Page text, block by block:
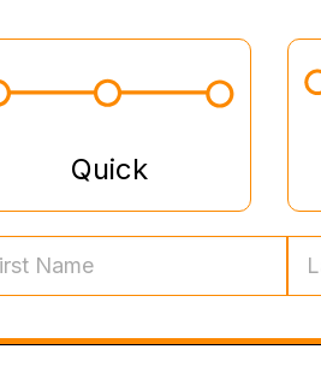
Quick